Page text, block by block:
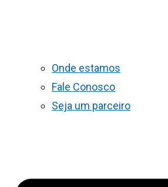
Onde estamos
Fale Conosco
Seja um parceiro